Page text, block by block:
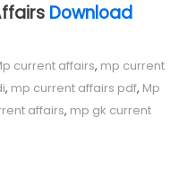
Download
current affairs, mp current
, mp current affairs pdf, Mp
affairs, mp gk current